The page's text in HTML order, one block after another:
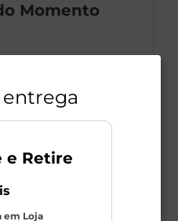
Momento
entrega
e Retire
em Loja